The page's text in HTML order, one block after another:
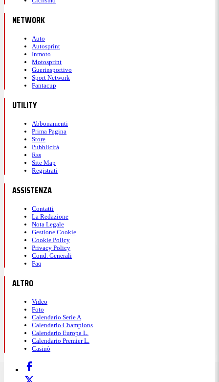
NETWORK
Auto
Autosprint
Inmoto
Motosprint
Guerinsportivo
Sport Network
Fantacup
UTILITY
Abbonamenti
Prima Pagina
Store
Pubblicità
Rss
Site Map
Registrati
ASSISTENZA
Contatti
La Redazione
Nota Legale
Gestione Cookie
Cookie Policy
Privacy Policy
Cond. Generali
Faq
ALTRO
Video
Foto
Calendario Serie A
Calendario Champions
Calendario Europa L.
Calendario Premier L.
Casinò